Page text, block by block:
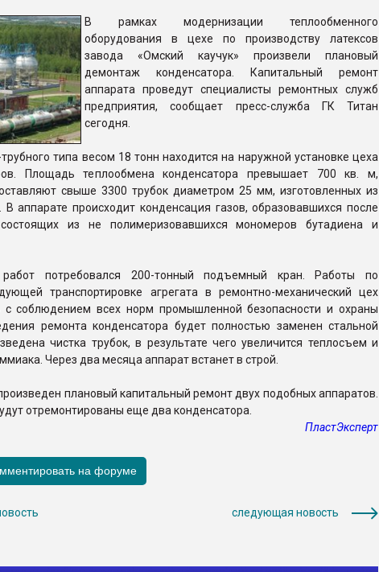
В рамках модернизации теплообменного
оборудования в цехе по производству латексов
завода «Омский каучук» произвели плановый
демонтаж конденсатора. Капитальный ремонт
аппарата проведут специалисты ремонтных служб
предприятия, сообщает пресс-служба ГК Титан
сегодня.
типа весом 18 тонн находится на наружной установке цеха
Площадь теплообмена конденсатора превышает 700 кв. м,
свыше 3300 трубок диаметром 25 мм, изготовленных из
аппарате происходит конденсация газов, образовавшихся после
из не полимеризовавшихся мономеров бутадиена и
потребовался 200-тонный подъемный кран. Работы по
транспортировке агрегата в ремонтно-механический цех
с соблюдением всех норм промышленной безопасности и охраны
ремонта конденсатора будет полностью заменен стальной
чистка трубок, в результате чего увеличится теплосъем и
Через два месяца аппарат встанет в строй.
плановый капитальный ремонт двух подобных аппаратов.
отремонтированы еще два конденсатора.
ПластЭксперт
следующая новость